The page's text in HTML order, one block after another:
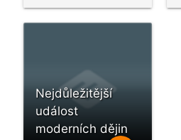
Nejdůležitější
událost
moderních dějin